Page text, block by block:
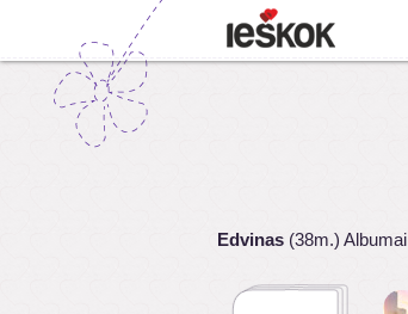
Edvinas (38m.) Albumai